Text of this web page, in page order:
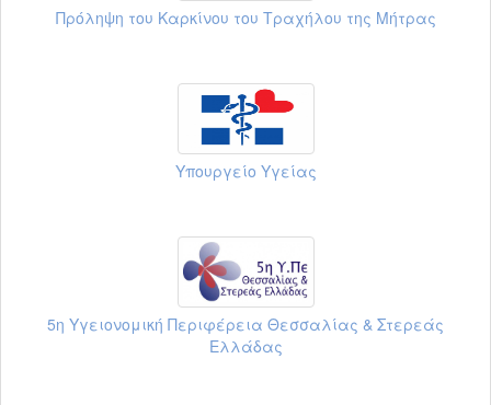
Πρόληψη του Καρκίνου του Τραχήλου της Μήτρας
Υπουργείο Υγείας
5η Υγειονομική Περιφέρεια Θεσσαλίας & Στερεάς
Ελλάδας